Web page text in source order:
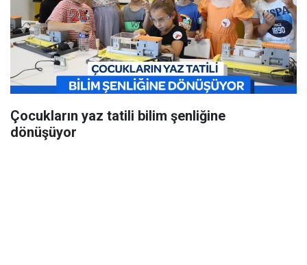
Çocukların yaz tatili bilim şenliğine
dönüşüyor